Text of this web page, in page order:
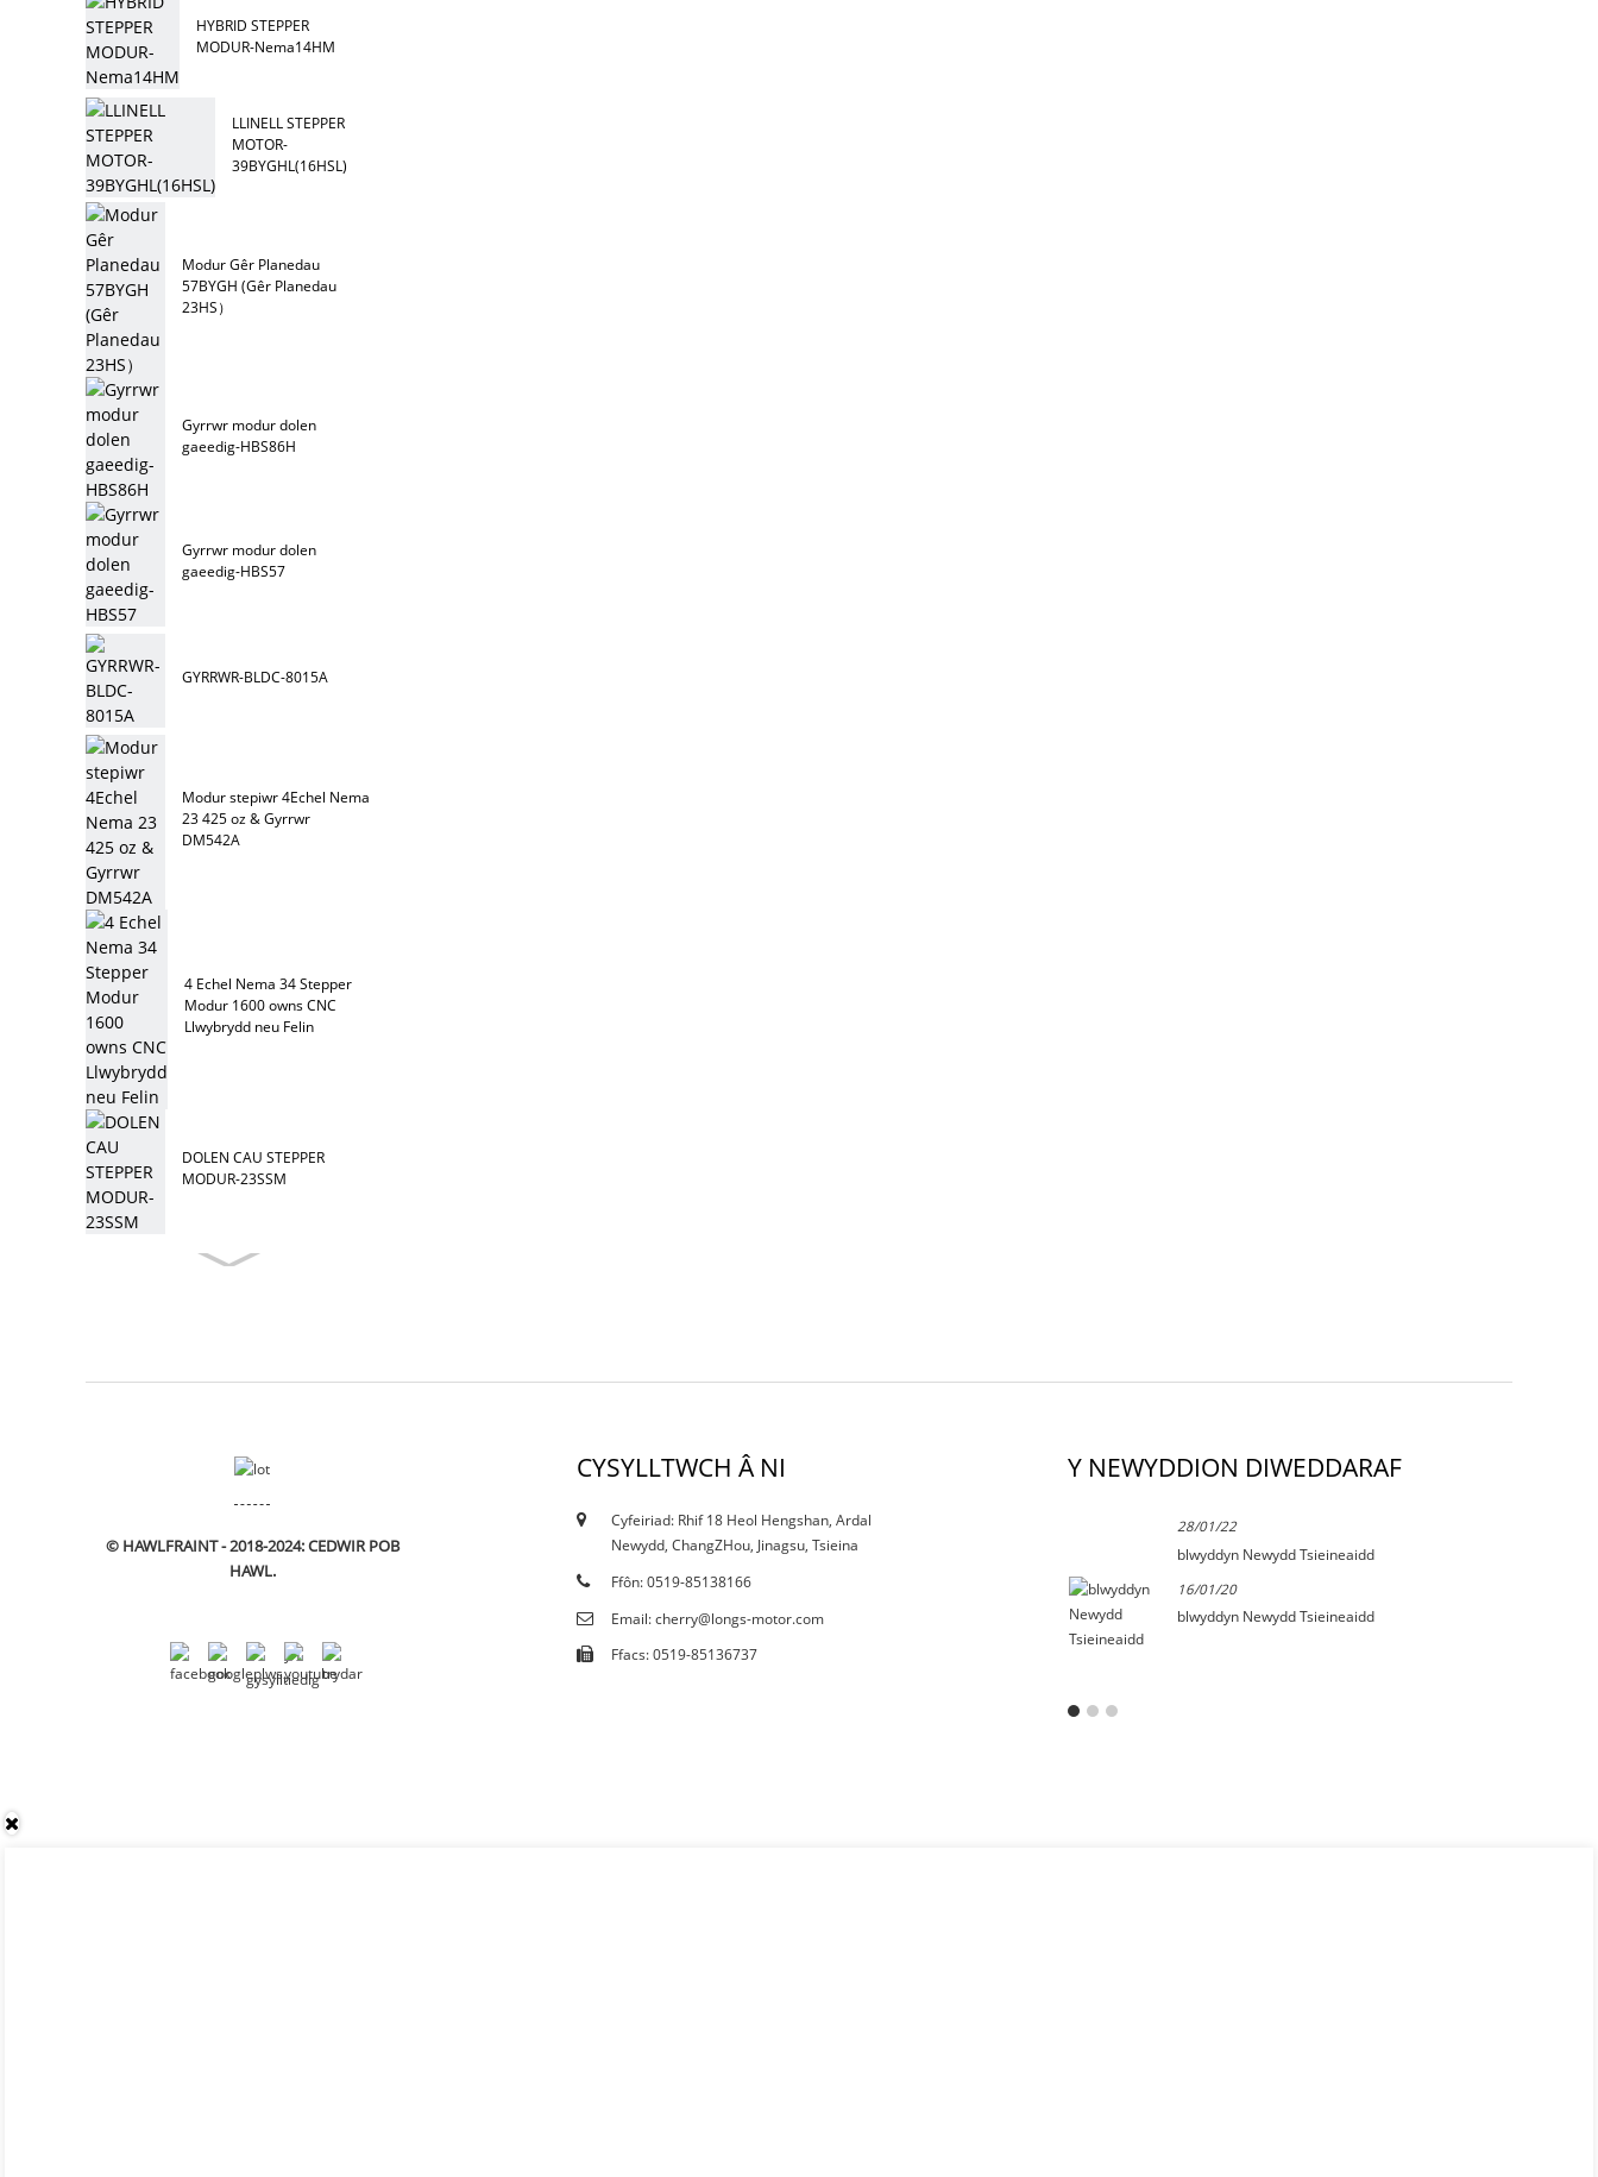
HYBRID STEPPER
MODUR-Nema14HM
LLINELL STEPPER
MOTOR-
39BYGHL(16HSL)
Modur Gêr Planedau
57BYGH (Gêr Planedau
23HS）
Gyrrwr modur dolen
gaeedig-HBS86H
Gyrrwr modur dolen
gaeedig-HBS57
GYRRWR-BLDC-8015A
Modur stepiwr 4Echel Nema
23 425 oz & Gyrrwr
DM542A
4 Echel Nema 34 Stepper
Modur 1600 owns CNC
Llwybrydd neu Felin
DOLEN CAU STEPPER
MODUR-23SSM
© HAWLFRAINT - 2018-2024: CEDWIR POB
HAWL.
CYSYLLTWCH Â NI
Cyfeiriad: Rhif 18 Heol Hengshan, Ardal
Newydd, ChangZHou, Jinagsu, Tsieina
Ffôn: 0519-85138166
Email: cherry@longs-motor.com
Ffacs: 0519-85136737
Y NEWYDDION DIWEDDARAF
18/10/19
Tystysgrifau
28/01/22
blwyddyn Newydd Tsieineaidd
16/01/20
blwyddyn Newydd Tsieineaidd